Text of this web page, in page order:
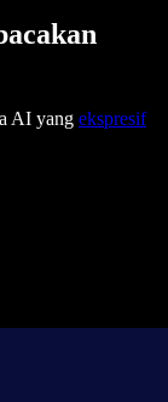
AI yang ekspresif